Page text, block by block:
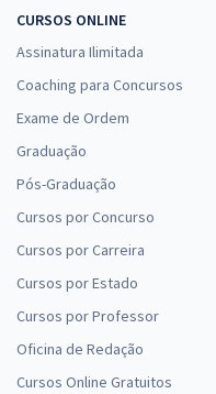
UNESP - Universidade
Conhecimentos
CURSOS ONLINE
Assinatura Ilimitada
Coaching para Concursos
Exame de Ordem
Graduação
Pós-Graduação
Cursos por Concurso
Cursos por Carreira
Cursos por Estado
Cursos por Professor
Oficina de Redação
Cursos Online Gratuitos